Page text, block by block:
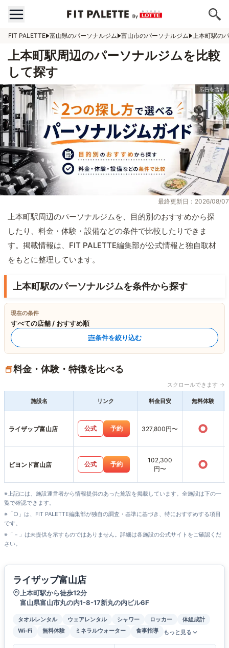
FIT PALETTE 富山県のパーソナルジム 富山市のパーソナルジム 上本町駅の
上本町駅周辺のパーソナルジムを比較
して探す
最終更新日：2026/08/07
上本町駅周辺のパーソナルジムを、目的別のおすすめから探
したり、料金・体験・設備などの条件で比較したりできま
す。掲載情報は、FIT PALETTE編集部が公式情報と独自取材
をもとに整理しています。
上本町駅のパーソナルジムを条件から探す
現在の条件
すべての店舗 / おすすめ順
条件を絞り込む
料金・体験・特徴を比べる
スクロールできます →
施設名 リンク 料金目安 無料体験
ライザップ富山店 公式 予約 327,800円〜 ○
ビヨンド富山店 公式 予約
102,300
円〜
○
※上記には、施設運営者から情報提供のあった施設を掲載しています。全施設は下の一
覧で確認できます。
※「○」は、FIT PALETTE編集部が独自の調査・基準に基づき、特におすすめする項目
です。
※「－」は未提供を示すものではありません。詳細は各施設の公式サイトをご確認くだ
さい。
ライザップ富山店
上本町駅から徒歩12分
富山県富山市丸の内1-8-17新丸の内ビル6F
タオルレンタル ウェアレンタル シャワー ロッカー
体組成計
Wi-Fi
無料体験 ミネラルウォーター 食事指導 もっと見る